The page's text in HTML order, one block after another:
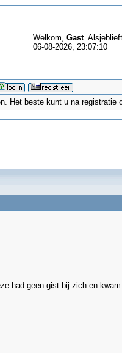
Welkom, Gast. Alsjeblieft
06-08-2026, 23:07:10
Het beste kunt u na
had geen gist bij zich en